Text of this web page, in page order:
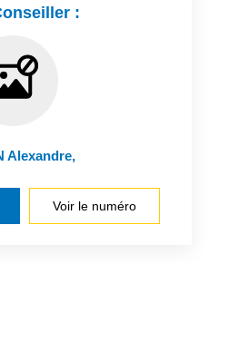
:
Alexandre,
Voir le numéro